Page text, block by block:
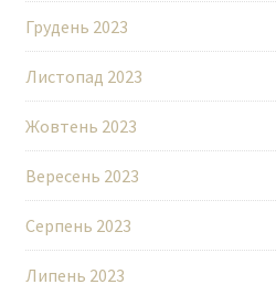
Грудень 2023
Листопад 2023
Жовтень 2023
Вересень 2023
Серпень 2023
Липень 2023